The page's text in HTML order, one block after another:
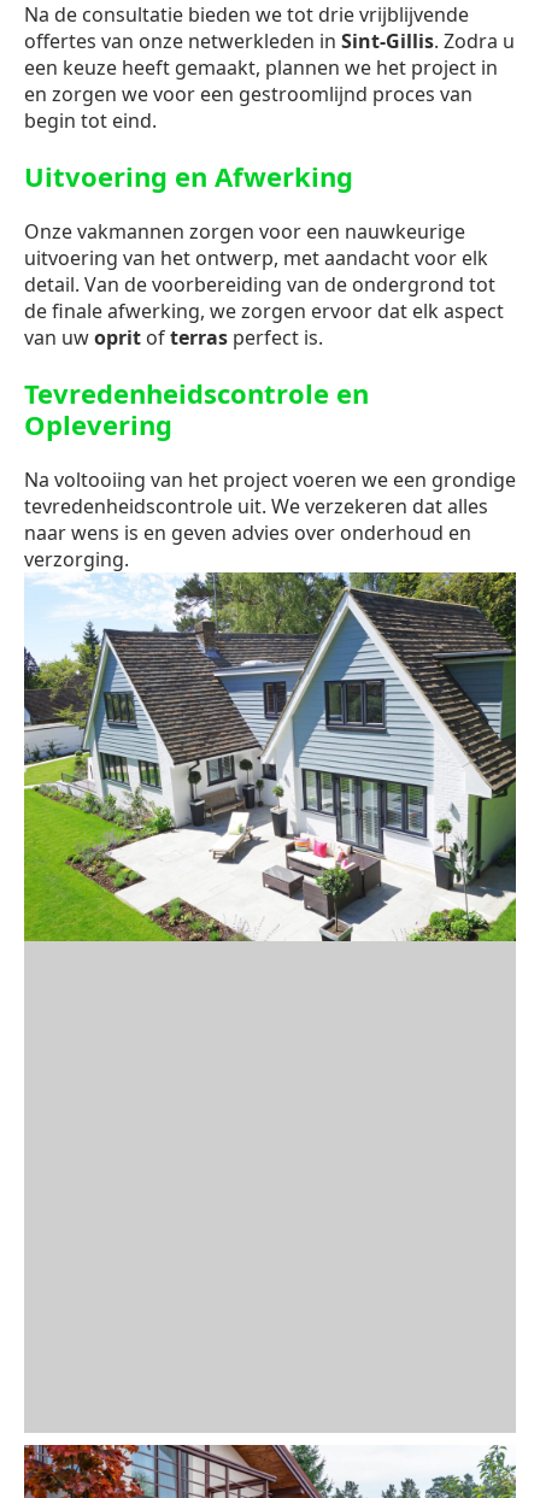
Na de consultatie bieden we tot drie vrijblijvende
offertes van onze netwerkleden in Sint-Gillis. Zodra u
een keuze heeft gemaakt, plannen we het project in
en zorgen we voor een gestroomlijnd proces van
begin tot eind.
Uitvoering en Afwerking
Onze vakmannen zorgen voor een nauwkeurige
uitvoering van het ontwerp, met aandacht voor elk
detail. Van de voorbereiding van de ondergrond tot
de finale afwerking, we zorgen ervoor dat elk aspect
van uwoprit ofterras perfect is.
Tevredenheidscontrole en
Oplevering
Na voltooiing van het project voeren we een grondige
tevredenheidscontrole uit. We verzekeren dat alles
naar wens is en geven advies over onderhoud en
verzorging.